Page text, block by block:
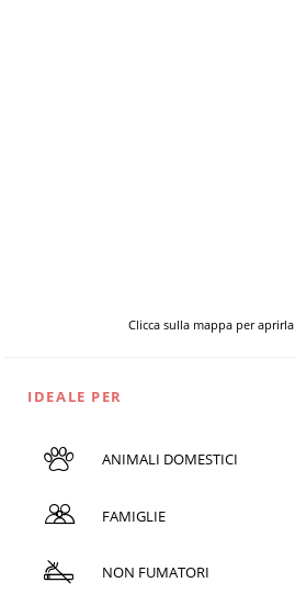
Clicca sulla mappa per
IDEALE PER
ANIMALI DOMESTICI
FAMIGLIE
NON FUMATORI